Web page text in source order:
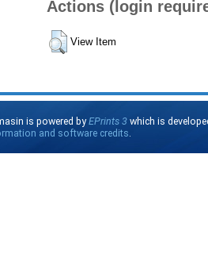
Actions (login
View Item
is powered byEPrints 3 which is
and software credits.